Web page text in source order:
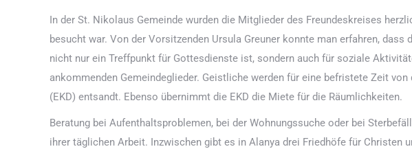
In der St. Nikolaus Gemeinde wurden die Mitglieder des Freundeskreises
besucht war. Von der Vorsitzenden Ursula Greuner konnte man erfahren,
nicht nur ein Treffpunkt für Gottesdienste ist, sondern auch für soziale
ankommenden Gemeindeglieder. Geistliche werden für eine befristete Zeit
(EKD) entsandt. Ebenso übernimmt die EKD die Miete für die Räumlichkeiten.
Beratung bei Aufenthaltsproblemen, bei der Wohnungssuche oder bei
ihrer täglichen Arbeit. Inzwischen gibt es in Alanya drei Friedhöfe für Christen